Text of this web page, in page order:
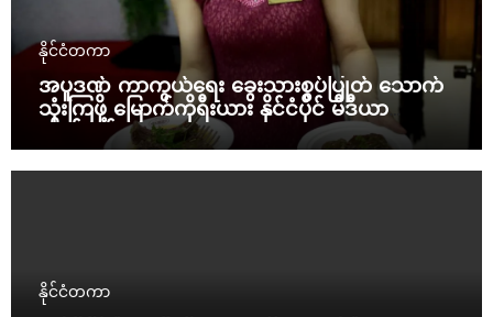
နိုင်ငံတကာ
အပူဒဏ် ကာကွယ်ရေး ခွေးသားစွပ်ပြုတ် သောက်
သုံးကြဖို့ မြောက်ကိုရီးယား နိုင်ငံပိုင် မီဒီယာ
တိုက်တွန်း
နိုင်ငံတကာ